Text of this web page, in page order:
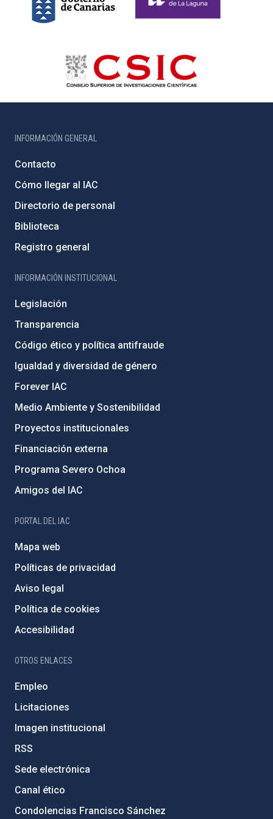
INFORMACIÓN GENERAL
Contacto
Cómo llegar al IAC
Directorio de personal
Biblioteca
Registro general
INFORMACIÓN INSTITUCIONAL
Legislación
Transparencia
Código ético y política antifraude
Igualdad y diversidad de género
Forever IAC
Medio Ambiente y Sostenibilidad
Proyectos institucionales
Financiación externa
Programa Severo Ochoa
Amigos del IAC
PORTAL DEL IAC
Mapa web
Políticas de privacidad
Aviso legal
Política de cookies
Accesibilidad
OTROS ENLACES
Empleo
Licitaciones
Imagen institucional
RSS
Sede electrónica
Canal ético
Condolencias Francisco Sánchez